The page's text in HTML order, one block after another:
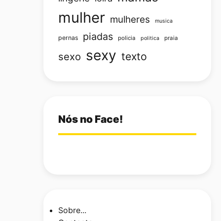
mulher mulheres musica
pernas piadas policia politica praia
sexo sexy texto
Nós no Face!
Sobre...